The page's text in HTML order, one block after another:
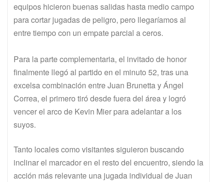
equipos hicieron buenas salidas hasta medio campo
para cortar jugadas de peligro, pero llegaríamos al
entre tiempo con un empate parcial a ceros.
Para la parte complementaria, el invitado de honor
finalmente llegó al partido en el minuto 52, tras una
excelsa combinación entre Juan Brunetta y Ángel
Correa, el primero tiró desde fuera del área y logró
vencer el arco de Kevin Mier para adelantar a los
suyos.
Tanto locales como visitantes siguieron buscando
inclinar el marcador en el resto del encuentro, siendo la
acción más relevante una jugada individual de Juan